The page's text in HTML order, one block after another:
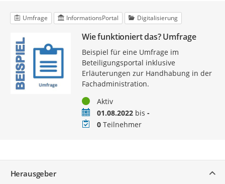
Umfrage InformationsPortal Digitalisierung
Wie funktioniert das? Umfrage
Beispiel für eine Umfrage im
Beteiligungsportal inklusive
Erläuterungen zur Handhabung in der
Fachadministration.
StatusAktiv
Zeitraum01.08.2022bis -
Teilnehmer
0Teilnehmer
Herausgeber